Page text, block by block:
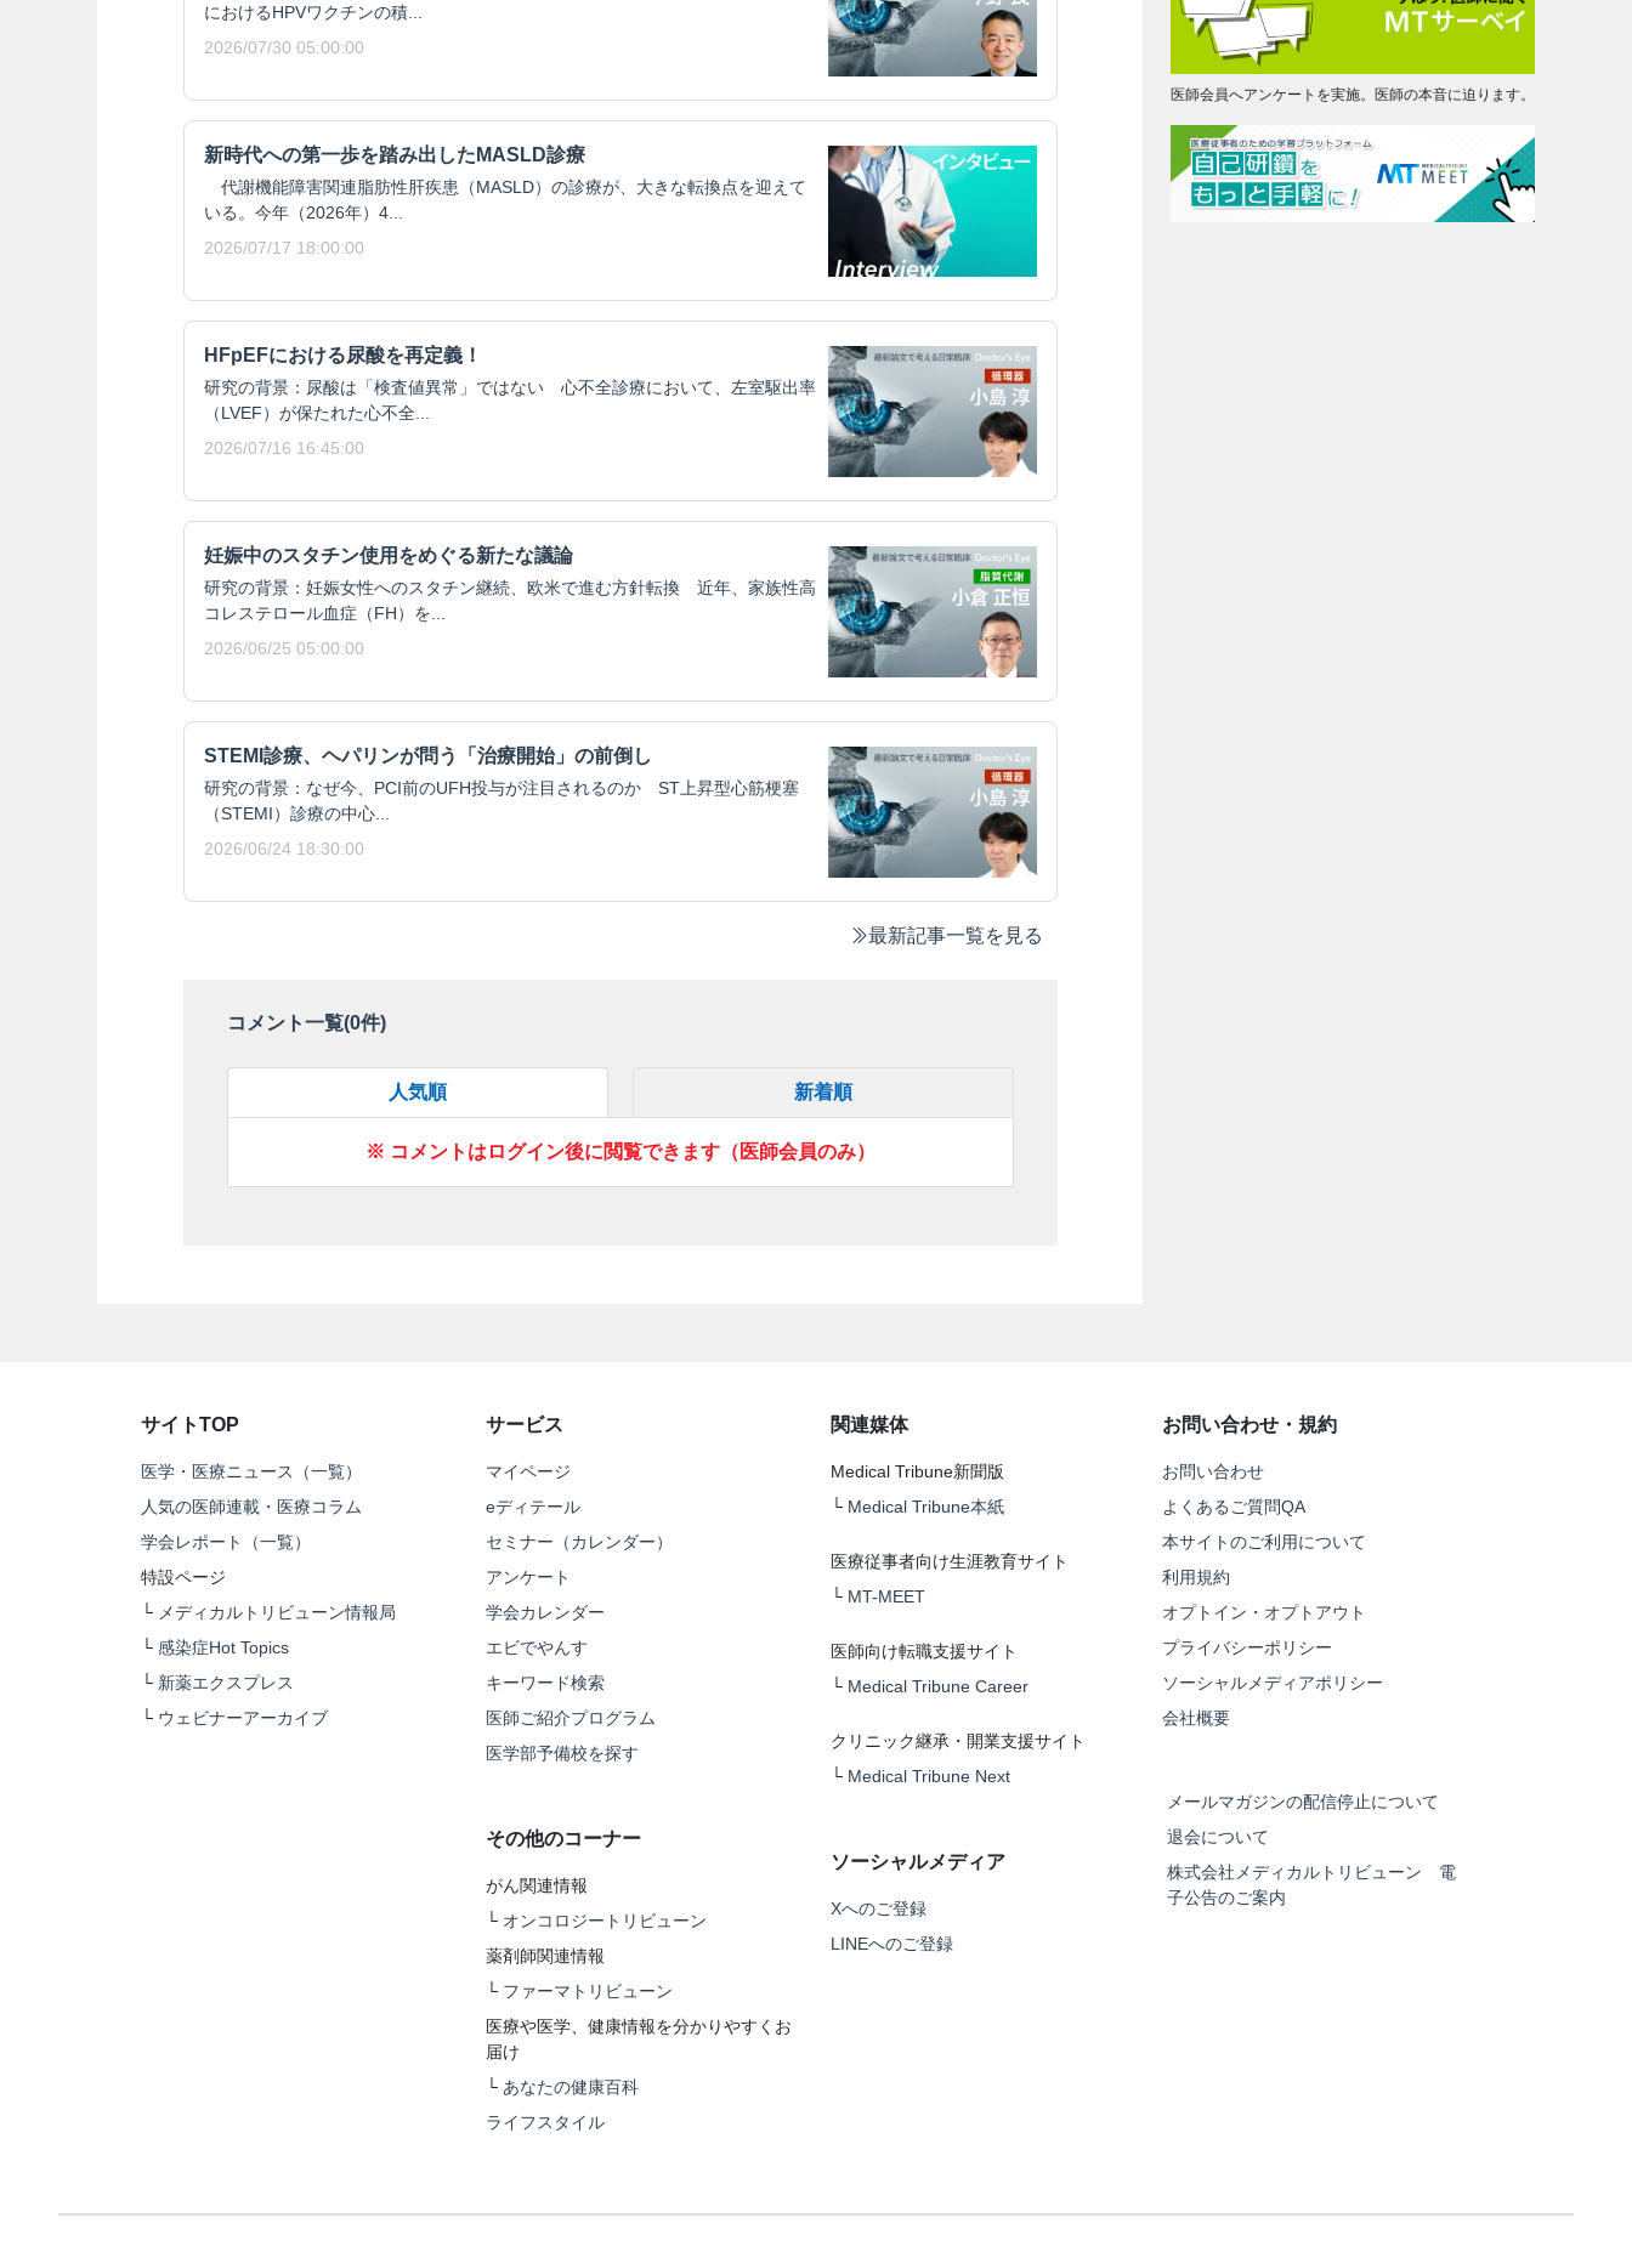
におけるHPVワクチンの積...
2026/07/30 05:00:00
新時代への第一歩を踏み出したMASLD診療
代謝機能障害関連脂肪性肝疾患（MASLD）の診療が、大きな転換点を迎えて
いる。今年（2026年）4...
2026/07/17 18:00:00
HFpEFにおける尿酸を再定義！
研究の背景：尿酸は「検査値異常」ではない 心不全診療において、左室駆出率
（LVEF）が保たれた心不全...
2026/07/16 16:45:00
妊娠中のスタチン使用をめぐる新たな議論
研究の背景：妊娠女性へのスタチン継続、欧米で進む方針転換 近年、家族性高
コレステロール血症（FH）を...
2026/06/25 05:00:00
STEMI診療、ヘパリンが問う「治療開始」の前倒し
研究の背景：なぜ今、PCI前のUFH投与が注目されるのか ST上昇型心筋梗塞
（STEMI）診療の中心...
2026/06/24 18:30:00
最新記事一覧を見る
コメント一覧(0件)
人気順 新着順
※ コメントはログイン後に閲覧できます（医師会員のみ）
医師会員へアンケートを実施。医師の本音に迫ります。
サイトTOP
医学・医療ニュース（一覧）
人気の医師連載・医療コラム
学会レポート（一覧）
特設ページ
└ メディカルトリビューン情報局
└ 感染症Hot Topics
└ 新薬エクスプレス
└ ウェビナーアーカイブ
サービス
マイページ
eディテール
セミナー（カレンダー）
アンケート
学会カレンダー
エビでやんす
キーワード検索
医師ご紹介プログラム
医学部予備校を探す
その他のコーナー
がん関連情報
└ オンコロジートリビューン
薬剤師関連情報
└ ファーマトリビューン
医療や医学、健康情報を分かりやすくお
届け
└ あなたの健康百科
ライフスタイル
関連媒体
Medical Tribune新聞版
└ Medical Tribune本紙
医療従事者向け生涯教育サイト
└ MT-MEET
医師向け転職支援サイト
└ Medical Tribune Career
クリニック継承・開業支援サイト
└ Medical Tribune Next
ソーシャルメディア
Xへのご登録
LINEへのご登録
お問い合わせ・規約
お問い合わせ
よくあるご質問QA
本サイトのご利用について
利用規約
オプトイン・オプトアウト
プライバシーポリシー
ソーシャルメディアポリシー
会社概要
メールマガジンの配信停止について
退会について
株式会社メディカルトリビューン 電
子公告のご案内